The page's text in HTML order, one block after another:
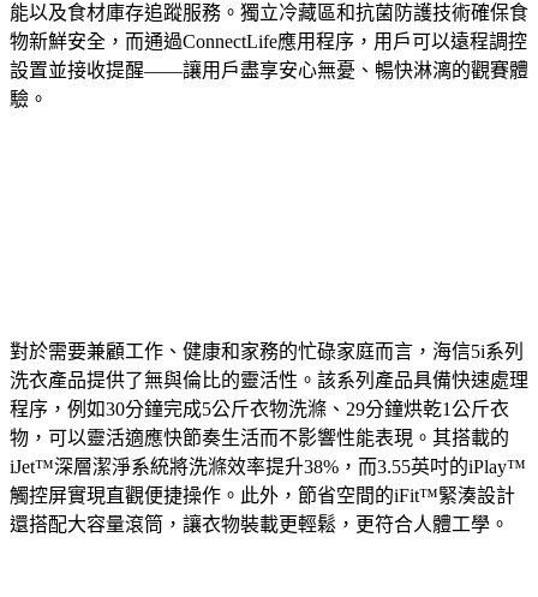
能以及食材庫存追蹤服務。獨立冷藏區和抗菌防護技術確保食
物新鮮安全，而通過ConnectLife應用程序，用戶可以遠程調控
設置並接收提醒——讓用戶盡享安心無憂、暢快淋漓的觀賽體
驗。
對於需要兼顧工作、健康和家務的忙碌家庭而言，海信5i系列
洗衣產品提供了無與倫比的靈活性。該系列產品具備快速處理
程序，例如30分鐘完成5公斤衣物洗滌、29分鐘烘乾1公斤衣
物，可以靈活適應快節奏生活而不影響性能表現。其搭載的
iJet™深層潔淨系統將洗滌效率提升38%，而3.55英吋的iPlay™
觸控屏實現直觀便捷操作。此外，節省空間的iFit™緊湊設計
還搭配大容量滾筒，讓衣物裝載更輕鬆，更符合人體工學。